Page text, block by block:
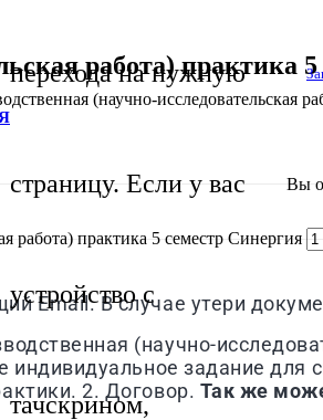
перехода на нужную
страницу. Если у вас
устройство с
тачскрином,
Вы
работа) практика
(научно-исследовательская
работа) практика 5 семестр Синергия
Email. В случае утери
(научно-
индивидуальное задание
2. Договор. Так же